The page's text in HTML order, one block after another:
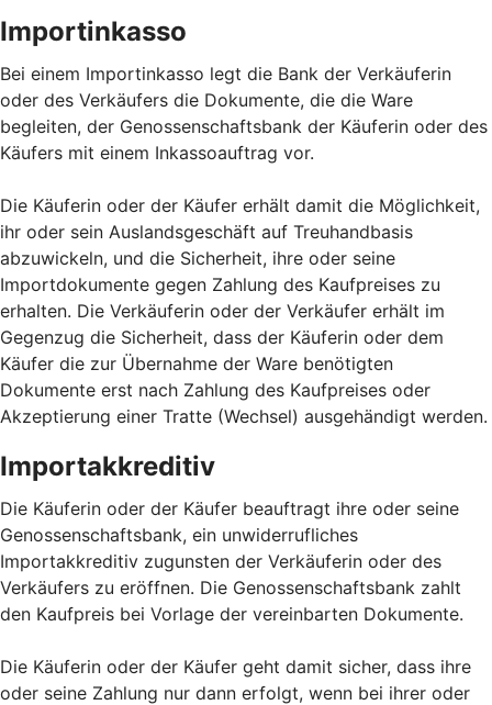
Importinkasso
Bei einem Importinkasso legt die Bank der Verkäuferin
oder des Verkäufers die Dokumente, die die Ware
begleiten, der Genossenschaftsbank der Käuferin oder des
Käufers mit einem Inkassoauftrag vor.
Die Käuferin oder der Käufer erhält damit die Möglichkeit,
ihr oder sein Auslandsgeschäft auf Treuhandbasis
abzuwickeln, und die Sicherheit, ihre oder seine
Importdokumente gegen Zahlung des Kaufpreises zu
erhalten. Die Verkäuferin oder der Verkäufer erhält im
Gegenzug die Sicherheit, dass der Käuferin oder dem
Käufer die zur Übernahme der Ware benötigten
Dokumente erst nach Zahlung des Kaufpreises oder
Akzeptierung einer Tratte (Wechsel) ausgehändigt werden.
Importakkreditiv
Die Käuferin oder der Käufer beauftragt ihre oder seine
Genossenschaftsbank, ein unwiderrufliches
Importakkreditiv zugunsten der Verkäuferin oder des
Verkäufers zu eröffnen. Die Genossenschaftsbank zahlt
den Kaufpreis bei Vorlage der vereinbarten Dokumente.
Die Käuferin oder der Käufer geht damit sicher, dass ihre
oder seine Zahlung nur dann erfolgt, wenn bei ihrer oder